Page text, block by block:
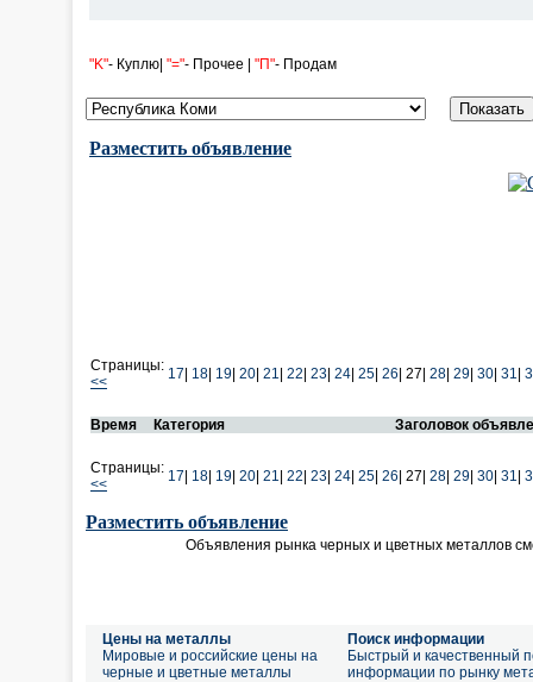
"K"- Куплю| "="- Прочее | "П"- Продам
Разместить объявление
Страницы:
<<
17 18 19 20 21 22 23 24 25 26 27| 28 29 30 31
Время Категория Заголовок
Страницы:
<<
17 18 19 20 21 22 23 24 25 26 27| 28 29 30 31
Разместить объявление
Объявления рынка черных и цветных металлов
Цены на металлы
Мировые и российские цены на
черные и цветные металлы
Поиск информации
Быстрый и качественный
информации по рынку